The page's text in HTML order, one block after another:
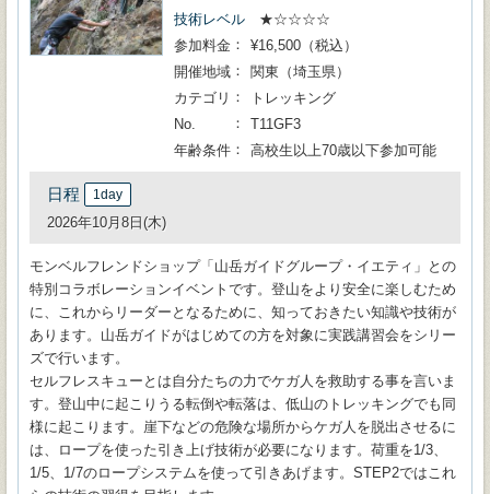
技術レベル
★☆☆☆☆
参加料金
¥16,500（税込）
開催地域
関東（埼玉県）
カテゴリ
トレッキング
No.
T11GF3
年齢条件
高校生以上70歳以下参加可能
日程 1day
2026年10月8日(木)
モンベルフレンドショップ「山岳ガイドグループ・イエティ」との
特別コラボレーションイベントです。登山をより安全に楽しむため
に、これからリーダーとなるために、知っておきたい知識や技術が
あります。山岳ガイドがはじめての方を対象に実践講習会をシリー
ズで行います。
セルフレスキューとは自分たちの力でケガ人を救助する事を言いま
す。登山中に起こりうる転倒や転落は、低山のトレッキングでも同
様に起こります。崖下などの危険な場所からケガ人を脱出させるに
は、ロープを使った引き上げ技術が必要になります。荷重を1/3、
1/5、1/7のロープシステムを使って引きあげます。STEP2ではこれ